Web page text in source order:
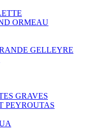
ORMEAU
GELLEYRE
GRAVES
PEYROUTAS